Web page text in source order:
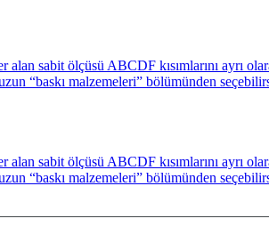
sabit ölçüsü ABCDF kısımlarını ayrı
“baskı malzemeleri” bölümünden
sabit ölçüsü ABCDF kısımlarını ayrı
“baskı malzemeleri” bölümünden